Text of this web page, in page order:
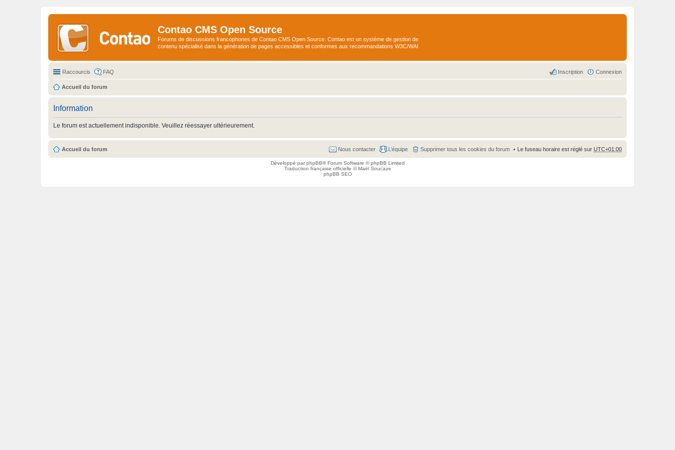
Contao CMS Open Source
Forums de discussions francophones de Contao CMS Open Source. Contao est un système de gestion de
contenu spécialisé dans la génération de pages accessibles et conformes aux recommandations W3C/WAI
Raccourcis FAQ Connexion
Inscription
Accueil du forum
Information
Le forum est actuellement indisponible. Veuillez réessayer ultérieurement.
Accueil du forum Le fuseau horaire est réglé sur UTC+01:00
Supprimer tous les cookies du forum
L’équipe
Nous contacter
Développé parphpBB® Forum Software © phpBB Limited
Traduction française officielle ©Maël Soucaze
phpBB SEO